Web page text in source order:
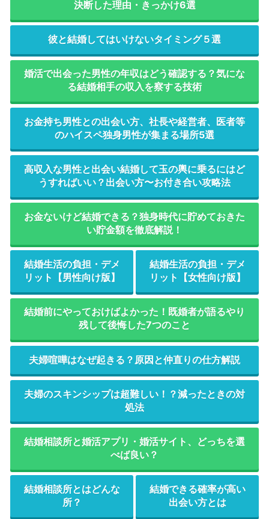
決断した理由・きっかけ6選
彼と結婚してはいけないタイミング５選
婚活で出会った男性の年収はどう確認する？気にな
る結婚相手の収入を察する技術
お金持ち男性との出会い方、社長や経営者、医者等
のハイスペ独身男性が集まる場所5選
高収入な男性と出会い結婚して玉の輿に乗るにはど
うすればいい？出会い方〜お付き合い攻略法
お金ないけど結婚できる？独身時代に貯めておきた
い貯金額を徹底解説！
結婚生活の負担・デメ
リット【男性向け版】
結婚生活の負担・デメ
リット【女性向け版】
結婚前にやっておけばよかった！既婚者が語るやり
残して後悔した7つのこと
夫婦喧嘩はなぜ起きる？原因と仲直りの仕方解説
夫婦のスキンシップは超難しい！？減ったときの対
処法
結婚相談所と婚活アプリ・婚活サイト、どっちを選
べば良い？
結婚相談所とはどんな
所？
結婚できる確率が高い
出会い方とは